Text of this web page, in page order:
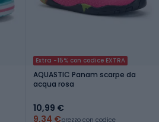
Extra -15% con codice EXTRA
AQUASTIC Panam scarpe da
acqua rosa
10,99 €
9,34 €prezzo con codice